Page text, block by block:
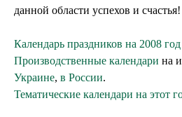
данной области успехов и счастья!
Календарь праздников на 2008
Производственные календари на
Украине, в России.
Тематические календари на этот